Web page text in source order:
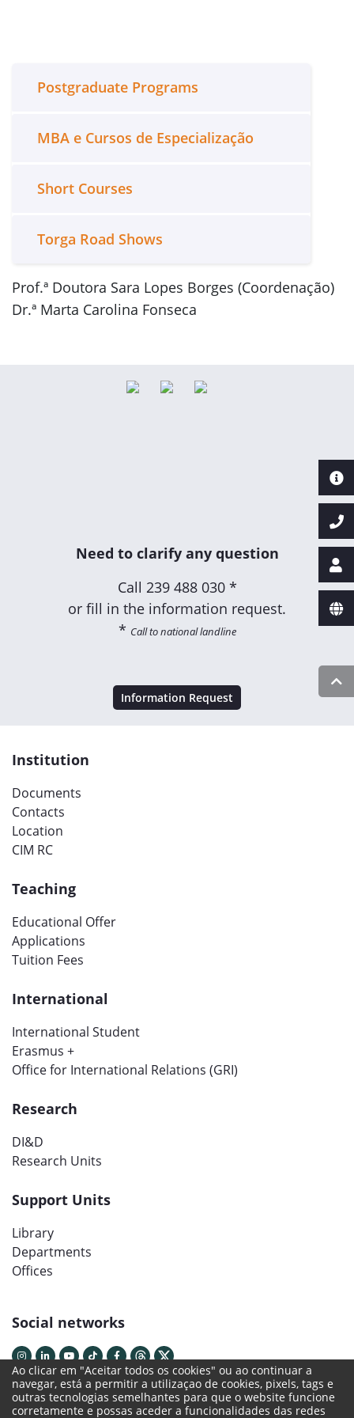
Postgraduate Programs
MBA e Cursos de Especialização
Short Courses
Torga Road Shows
Prof.ª Doutora Sara Lopes Borges (Coordenação)
Dr.ª Marta Carolina Fonseca
Need to clarify any question
Call 239 488 030 *
or fill in the information request.
* Call to national landline
Information Request
Institution
Documents
Contacts
Location
CIM RC
Teaching
Educational Offer
Applications
Tuition Fees
International
International Student
Erasmus +
Office for International Relations (GRI)
Research
DI&D
Research Units
Support Units
Library
Departments
Offices
Social networks
Ao clicar em "Aceitar todos os cookies" ou ao continuar a
navegar, está a permitir a utilizaçao de cookies, pixels, tags e
outras tecnologias semelhantes para que o website funcione
corretamente e possas aceder a funcionalidades das redes